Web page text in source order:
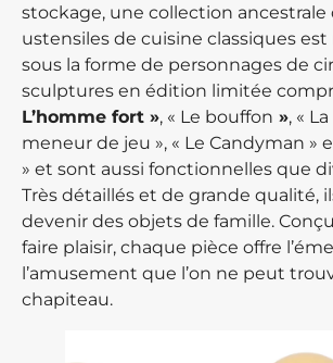
stockage, une collection ancestrale
ustensiles de cuisine classiques
sous la forme de personnages de
sculptures en édition limitée
L’homme fort », « Le bouffon », «
meneur de jeu », « Le Candyman »
» et sont aussi fonctionnelles que
Très détaillés et de grande qualité,
devenir des objets de famille.
faire plaisir, chaque pièce offre
l’amusement que l’on ne peut
chapiteau.